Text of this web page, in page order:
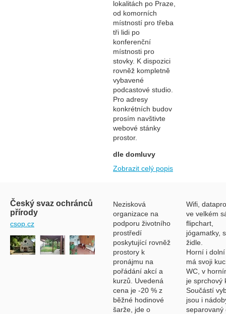
lokalitách po Praze,
od komorních
místností pro třeba
tři lidi po
konferenční
místnosti pro
stovky. K dispozici
rovněž kompletně
vybavené
podcastové studio.
Pro adresy
konkrétních budov
prosím navštivte
webové stánky
prostor.
dle domluvy
Zobrazit celý popis
Český svaz ochránců
přírody
csop.cz
Nezisková
organizace na
podporu životního
prostředí
poskytující rovněž
prostory k
pronájmu na
pořádání akcí a
kurzů. Uvedená
cena je -20 % z
běžné hodinové
šarže, jde o
Wifi,
ve velkém
flipchart,
jógamatky,
židle.
Horní i
má svoji
WC, v
je sprchový
Součástí
jsou i
separovaný